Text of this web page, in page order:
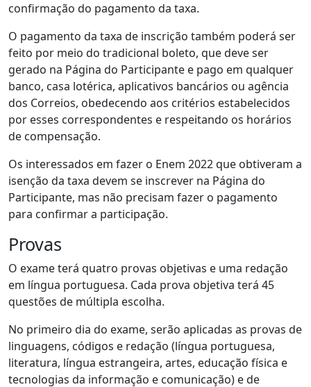
confirmação do pagamento da taxa.
O pagamento da taxa de inscrição também poderá ser
feito por meio do tradicional boleto, que deve ser
gerado na Página do Participante e pago em qualquer
banco, casa lotérica, aplicativos bancários ou agência
dos Correios, obedecendo aos critérios estabelecidos
por esses correspondentes e respeitando os horários
de compensação.
Os interessados em fazer o Enem 2022 que obtiveram a
isenção da taxa devem se inscrever na Página do
Participante, mas não precisam fazer o pagamento
para confirmar a participação.
Provas
O exame terá quatro provas objetivas e uma redação
em língua portuguesa. Cada prova objetiva terá 45
questões de múltipla escolha.
No primeiro dia do exame, serão aplicadas as provas de
linguagens, códigos e redação (língua portuguesa,
literatura, língua estrangeira, artes, educação física e
tecnologias da informação e comunicação) e de